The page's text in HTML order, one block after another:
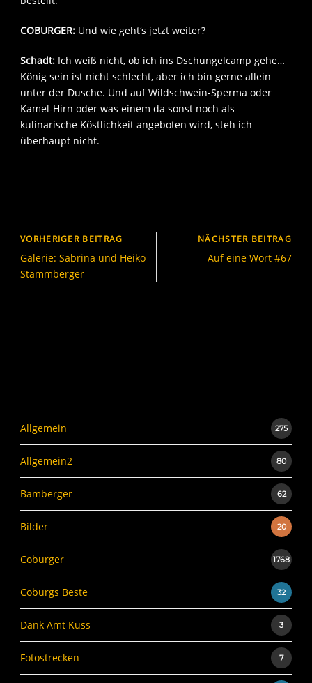
COBURGER: Und wie geht‘s jetzt weiter?
Schadt: Ich weiß nicht, ob ich ins Dschungelcamp gehe…
König sein ist nicht schlecht, aber ich bin gerne allein
unter der Dusche. Und auf Wildschwein-Sperma oder
Kamel-Hirn oder was einem da sonst noch als
kulinarische Köstlichkeit angeboten wird, steh ich
überhaupt nicht.
VORHERIGER BEITRAG
Galerie: Sabrina und Heiko
Stammberger
NÄCHSTER BEITRAG
Auf eine Wort #67
Allgemein 275
Allgemein2 80
Bamberger 62
Bilder 20
Coburger 1768
Coburgs Beste 32
Dank Amt Kuss 3
Fotostrecken 7